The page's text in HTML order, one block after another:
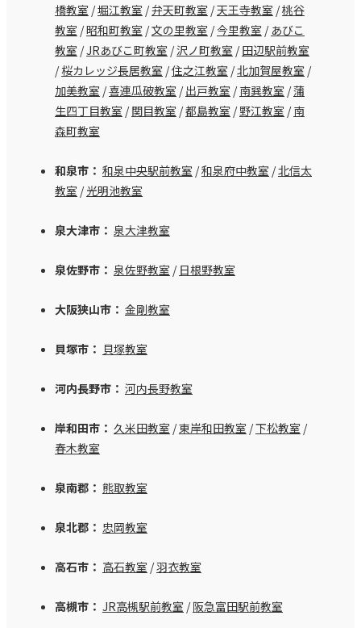
橋教室 /堀江教室 /弁天町教室 /天王寺教室 /桃谷
教室 /昭和町教室 /文の里教室 /今里教室 / あびこ
教室 /JRあびこ町教室 /沢ノ町教室 /田辺駅前教室
/桜カレッジ長居教室 /住之江教室 /北加賀屋教室 /
加美教室 /喜連瓜破教室 /出戸教室 /南巽教室 /蒲
生四丁目教室 /関目教室 /都島教室 /野江教室 /南
森町教室
和泉市： 和泉中央駅前教室 /和泉府中教室 /北信太
教室 /光明池教室
泉大津市： 泉大津教室
泉佐野市： 泉佐野教室 / 日根野教室
大阪狭山市： 金剛教室
貝塚市： 貝塚教室
河内長野市： 河内長野教室
岸和田市： 久米田教室 /東岸和田教室 /下松教室 /
春木教室
泉南郡： 熊取教室
泉北郡： 忠岡教室
高石市： 高石教室 /羽衣教室
高槻市： JR高槻駅前教室 /阪急富田駅前教室